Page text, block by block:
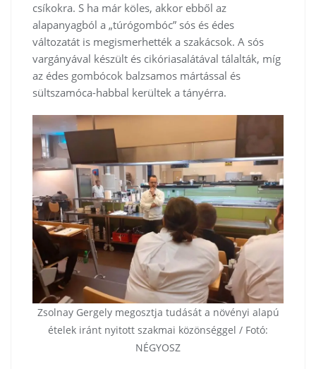
csíkokra. S ha már köles, akkor ebből az
alapanyagból a „túrógombóc” sós és édes
változatát is megismerhették a szakácsok. A sós
vargányával készült és cikóriasalátával tálalták, míg
az édes gombócok balzsamos mártással és
sültszamóca-habbal kerültek a tányérra.
Zsolnay Gergely megosztja tudását a növényi alapú
ételek iránt nyitott szakmai közönséggel / Fotó:
NÉGYOSZ